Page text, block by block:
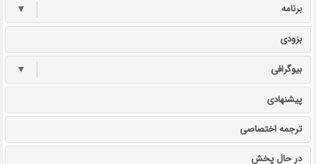
برنامه ▼
بزودی
بیوگرافی ▼
پیشنهادی
ترجمه اختصاصی
در حال پخش